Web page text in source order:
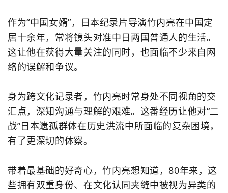
作为“中国女婿”，日本纪录片导演竹内亮在中国定
居十余年，常将镜头对准中日两国普通人的生活。
这让他在获得大量关注的同时，也面临不少来自网
络的误解和争议。
身为跨文化记录者，竹内亮时常身处不同视角的交
汇点，深知沟通与理解的艰难。这番经历让他对“二
战”日本遗孤群体在历史洪流中所面临的复杂困境，
有了更深切的体察。
带着最基础的好奇心，竹内亮想知道，80年来，这
些拥有双重身份、在文化认同夹缝中被视为异类的